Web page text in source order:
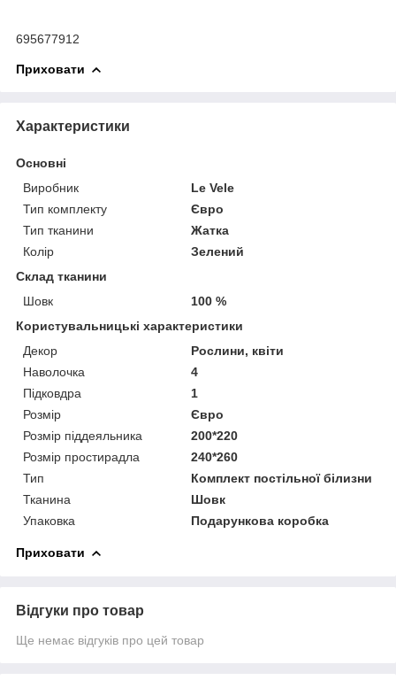
695677912
Приховати
Характеристики
Основні
Виробник
Le Vele
Тип комплекту
Євро
Тип тканини
Жатка
Колір
Зелений
Склад тканини
Шовк
100 %
Користувальницькі характеристики
Декор
Рослини, квіти
Наволочка
4
Підковдра
1
Розмір
Євро
Розмір піддеяльника
200*220
Розмір простирадла
240*260
Тип
Комплект постільної білизни
Тканина
Шовк
Упаковка
Подарункова коробка
Приховати
Відгуки про товар
Ще немає відгуків про цей товар